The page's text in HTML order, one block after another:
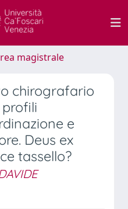
magistrale
chirografario
profili
e
Deus ex
tassello?